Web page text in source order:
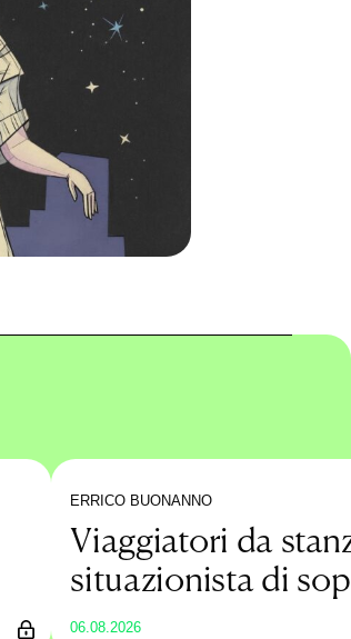
ERRICO BUONANNO
Viaggiatori da
situazionista di
un’estate low cost
06.08.2026